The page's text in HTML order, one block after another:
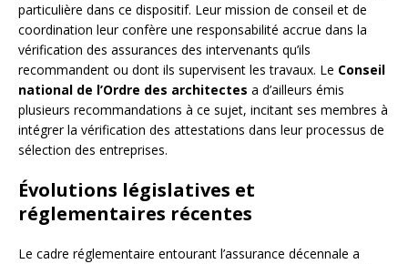
particulière dans ce dispositif. Leur mission de conseil et de
coordination leur confère une responsabilité accrue dans la
vérification des assurances des intervenants qu’ils
recommandent ou dont ils supervisent les travaux. Le Conseil
national de l’Ordre des architectes a d’ailleurs émis
plusieurs recommandations à ce sujet, incitant ses membres à
intégrer la vérification des attestations dans leur processus de
sélection des entreprises.
Évolutions législatives et
réglementaires récentes
Le cadre réglementaire entourant l’assurance décennale a